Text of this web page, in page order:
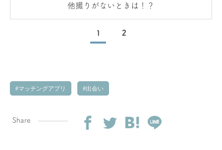
他撮りがないときは！？
1 2
マッチングアプリ 出会い
Share